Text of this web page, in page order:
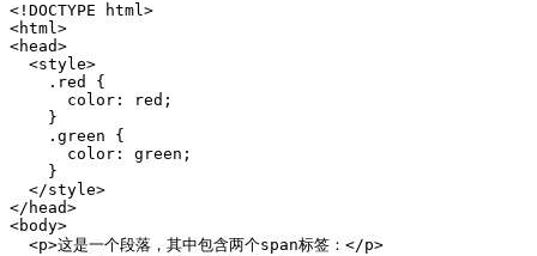
<!DOCTYPE html>
<html>
<head>
  <style>
    .red {
      color: red;
    }
    .green {
      color: green;
    }
  </style>
</head>
<body>
  <p>这是一个段落，其中包含两个span标签：</p>